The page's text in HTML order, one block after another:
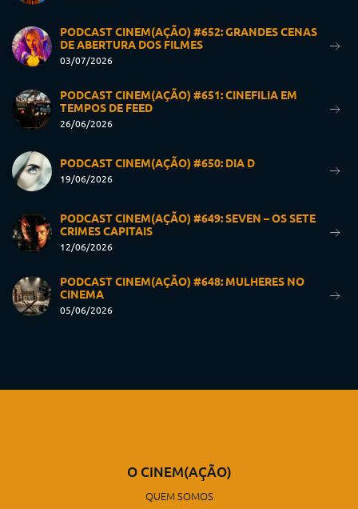
PODCAST CINEM(AÇÃO) #652: GRANDES CENAS
DE ABERTURA DOS FILMES
03/07/2026
PODCAST CINEM(AÇÃO) #651: CINEFILIA EM
TEMPOS DE FEED
26/06/2026
PODCAST CINEM(AÇÃO) #650: DIA D
19/06/2026
PODCAST CINEM(AÇÃO) #649: SEVEN – OS SETE
CRIMES CAPITAIS
12/06/2026
PODCAST CINEM(AÇÃO) #648: MULHERES NO
CINEMA
05/06/2026
O CINEM(AÇÃO)
QUEM SOMOS